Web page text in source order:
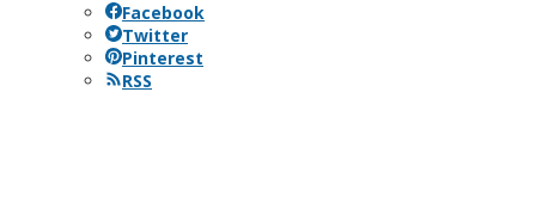
Facebook
Twitter
Pinterest
RSS